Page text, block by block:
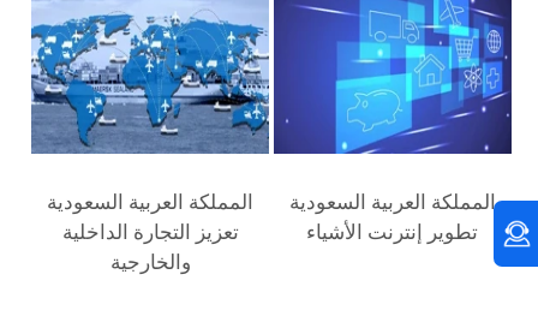
تطوير إنترنت الأشياء
تعزيز التجارة الداخلية
والخارجية